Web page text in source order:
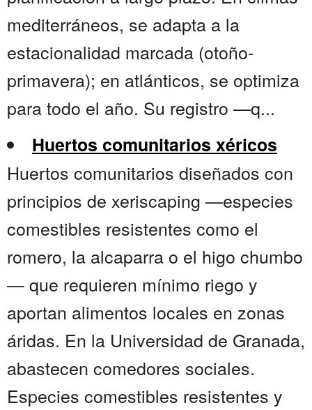
mediterráneos, se adapta a la
estacionalidad marcada (otoño-
primavera); en atlánticos, se optimiza
para todo el año. Su registro —q...
Huertos comunitarios xéricos
Huertos comunitarios diseñados con
principios de xeriscaping —especies
comestibles resistentes como el
romero, la alcaparra o el higo chumbo
— que requieren mínimo riego y
aportan alimentos locales en zonas
áridas. En la Universidad de Granada,
abastecen comedores sociales.
Especies comestibles resistentes y